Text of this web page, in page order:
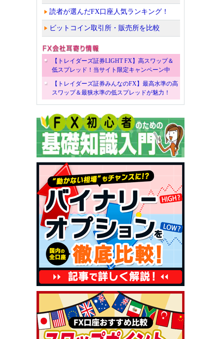
読者が選んだFX口座人気ランキング！
ビットコイン取引所・販売所を比較
【トレイダーズ証券LIGHT FX】高スワップ＆
低スプレッド！当サイト限定キャンペーン中
【トレイダーズ証券みんなのFX】最高水準の高
スワップ＆最狭水準の低スプレッドが魅力！